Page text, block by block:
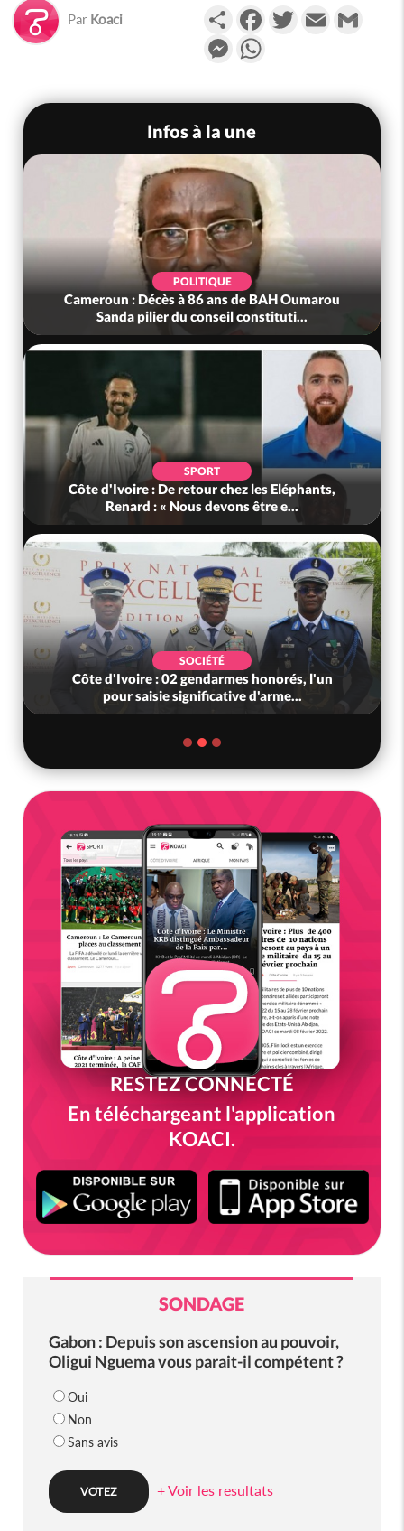
Par Koaci PartagerFacebookTwitterEmail
Messenger
Infos à la une
POLITIQUE
Cameroun : Décès à 86 ans de BAH Oumarou
Sanda pilier du conseil constituti...
SPORT
Côte d'Ivoire : De retour chez les Eléphants,
Renard : « Nous devons être e...
SOCIÉTÉ
Côte d'Ivoire : 02 gendarmes honorés, l'un
pour saisie significative d'arme...
RESTEZ CONNECTÉ
En téléchargeant l'application
KOACI.
SONDAGE
Gabon : Depuis son ascension au pouvoir,
Oligui Nguema vous parait-il compétent ?
Oui
Non
Sans avis
+ Voir les resultats